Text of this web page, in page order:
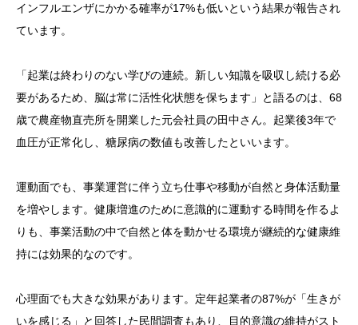
インフルエンザにかかる確率が17%も低いという結果が報告され
ています。
「起業は終わりのない学びの連続。新しい知識を吸収し続ける必
要があるため、脳は常に活性化状態を保ちます」と語るのは、68
歳で農産物直売所を開業した元会社員の田中さん。起業後3年で
血圧が正常化し、糖尿病の数値も改善したといいます。
運動面でも、事業運営に伴う立ち仕事や移動が自然と身体活動量
を増やします。健康増進のために意識的に運動する時間を作るよ
りも、事業活動の中で自然と体を動かせる環境が継続的な健康維
持には効果的なのです。
心理面でも大きな効果があります。定年起業者の87%が「生きが
いを感じる」と回答した民間調査もあり、目的意識の維持がスト